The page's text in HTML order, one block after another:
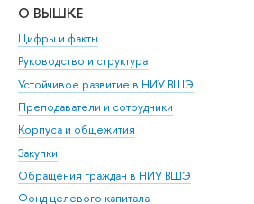
О ВЫШКЕ
Цифры и факты
Руководство и структура
Устойчивое развитие в НИУ ВШЭ
Преподаватели и сотрудники
Корпуса и общежития
Закупки
Обращения граждан в НИУ ВШЭ
Фонд целевого капитала